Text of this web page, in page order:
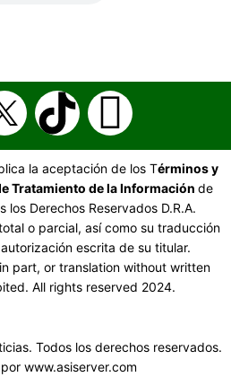
la aceptación de los Términos y
Tratamiento de la Información de
los Derechos Reservados D.R.A.
o parcial, así como su traducción
escrita de su titular.
part, or translation without written
All rights reserved 2024.
Todos los derechos reservados.
www.asiserver.com